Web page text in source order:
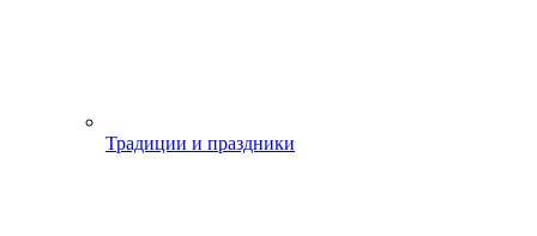
Традиции и праздники